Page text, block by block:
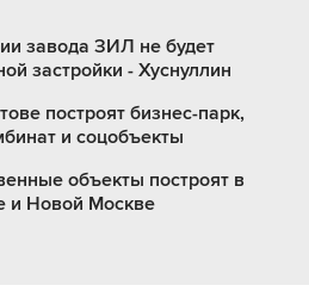
завода ЗИЛ не будет
застройки - Хуснуллин
построят бизнес-парк,
и соцобъекты
объекты построят в
и Новой Москве